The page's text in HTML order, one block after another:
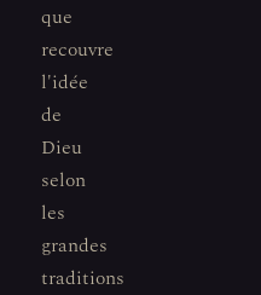
que
recouvre
l'idée
de
Dieu
selon
les
grandes
traditions